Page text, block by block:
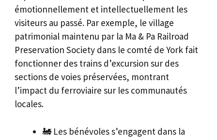
émotionnellement et intellectuellement les
visiteurs au passé. Par exemple, le village
patrimonial maintenu par la Ma & Pa Railroad
Preservation Society dans le comté de York fait
fonctionner des trains d’excursion sur des
sections de voies préservées, montrant
l’impact du ferroviaire sur les communautés
locales.
🚂 Les bénévoles s’engagent dans la